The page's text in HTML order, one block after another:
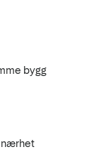
bygg
nærhet